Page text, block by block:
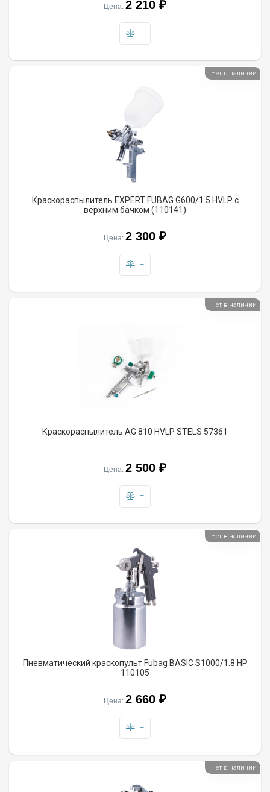
Цена: 2 210 ₽
+
Краскораспылитель EXPERT FUBAG G600/1.5 HVLP с
верхним бачком (110141)
Цена: 2 300 ₽
+
Нет в наличии
Краскораспылитель AG 810 HVLP STELS 57361
Цена: 2 500 ₽
+
Нет в наличии
Пневматический краскопульт Fubag BASIC S1000/1.8 HP
110105
Цена: 2 660 ₽
+
Нет в наличии
Нет в наличии